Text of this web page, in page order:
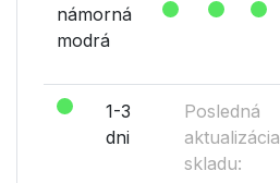
námorná
modrá
1-3
dni
Posledná
aktualizácia
skladu: